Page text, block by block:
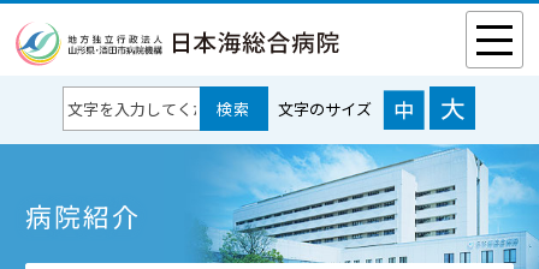
文字のサイズ
病院紹介